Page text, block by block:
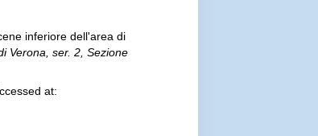
inferiore dell'area di
Verona, ser. 2, Sezione
at: